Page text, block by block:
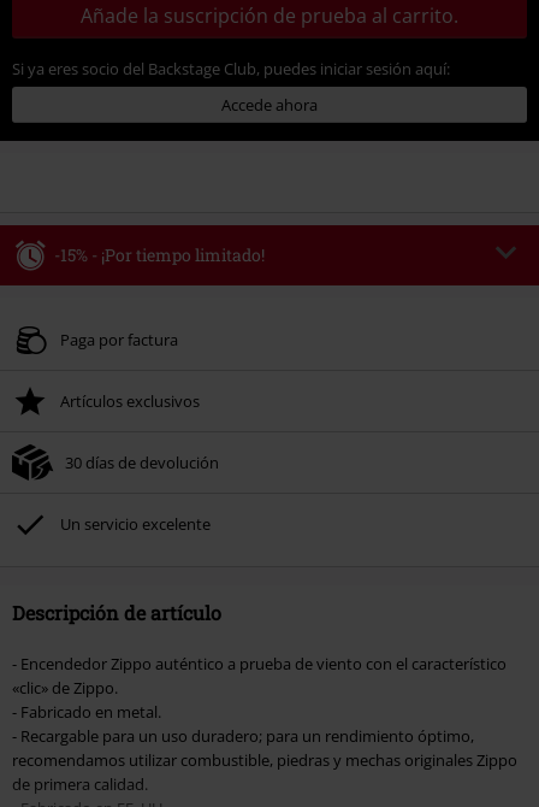
Añade la suscripción de prueba al carrito.
Si ya eres socio del Backstage Club, puedes iniciar sesión aquí:
Accede ahora
-15% - ¡Por tiempo limitado!
Válido hasta 8/9/26
Tras introducir el código, el descuento se deducirá automáticamente al final
No acumulable con otras promociones Códigos promocionales.. Quedan
Rammstein, (Till) Lindemann, Böhse Onkelz, Broilers, Die Ärzte, Die Toten
Hosen, Metality, Funko Pop!, vales regalo y artículos que incluyan una
Paga por factura
Artículos exclusivos
30 días de devolución
Un servicio excelente
Descripción de artículo
- Encendedor Zippo auténtico a prueba de viento con el característico
«clic» de Zippo.
- Fabricado en metal.
- Recargable para un uso duradero; para un rendimiento óptimo,
recomendamos utilizar combustible, piedras y mechas originales Zippo
de primera calidad.